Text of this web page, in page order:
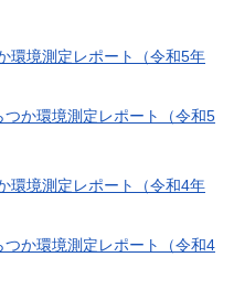
環境測定レポート（令和5年
つか環境測定レポート（令和5
環境測定レポート（令和4年
つか環境測定レポート（令和4